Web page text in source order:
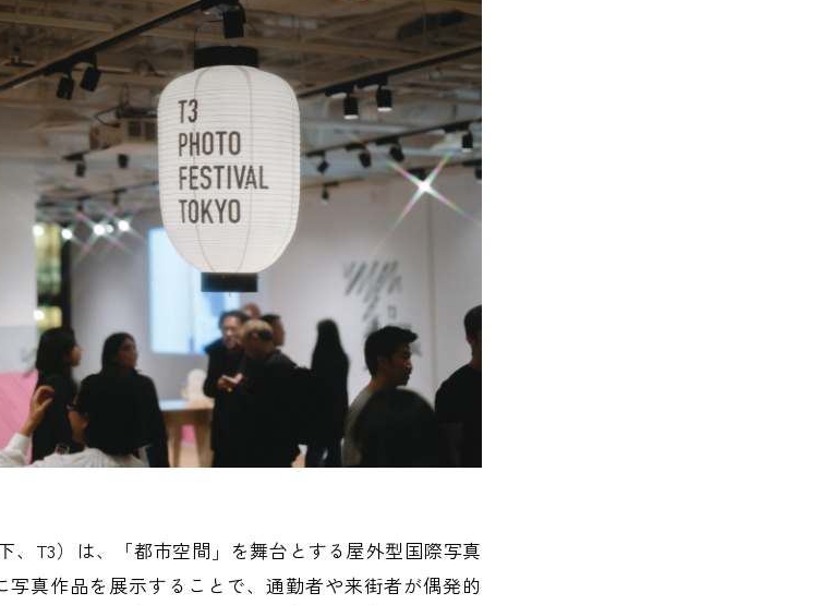
、T3）は、「都市空間」を舞台とする屋外型国際写真
真作品を展示することで、通勤者や来街者が偶発的